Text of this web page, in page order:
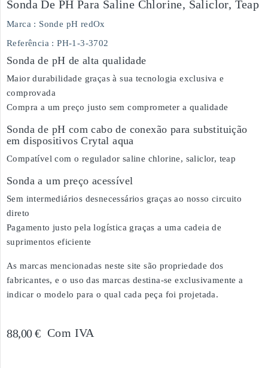
Sonda De PH Para Saline Chlorine, Saliclor, Teap
Marca : Sonde pH redOx
Referência : PH-1-3-3702
Sonda de pH de alta qualidade
Maior durabilidade graças à sua tecnologia exclusiva e
comprovada
Compra a um preço justo sem comprometer a qualidade
Sonda de pH com cabo de conexão para substituição
em dispositivos Crytal aqua
Compatível com o regulador saline chlorine, saliclor, teap
Sonda a um preço acessível
Sem intermediários desnecessários graças ao nosso circuito
direto
Pagamento justo pela logística graças a uma cadeia de
suprimentos eficiente
As marcas mencionadas neste site são propriedade dos
fabricantes, e o uso das marcas destina-se exclusivamente a
indicar o modelo para o qual cada peça foi projetada.
88,00 € Com IVA